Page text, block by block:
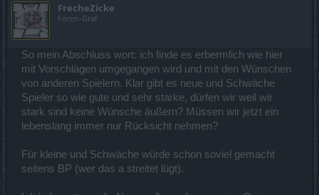
FrecheZicke
Foren-Graf
So mein Abschluss wort: ich finde es erbermlich wie hier
mit Vorschlägen umgegangen wird und mit den Wünschen
von anderen Spielern. Klar gibt es neue und Schwäche
Spieler so wie gute und sehr starke, dürfen wir weil wir
stark sind keine Wünsche äußern? Müssen wir jetzt ein
lebenslang immer nur Rücksicht nehmen?
Für kleine und Schwäche würde schon soviel gemacht
seitens BP (wer das a streitet lügt).